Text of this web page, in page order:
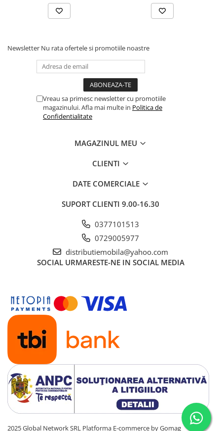
Newsletter Nu rata ofertele si promotiile noastre
Vreau sa primesc newsletter cu promotiile
magazinului. Afla mai multe in Politica de
Confidentialitate
MAGAZINUL MEU
CLIENTI
DATE COMERCIALE
SUPORT CLIENTI 9.00-16.30
0377101513
0729005977
distributiemobila@yahoo.com
SOCIAL URMARESTE-NE IN SOCIAL MEDIA
2025 Global Network SRL Platforma E-commerce by Gomag